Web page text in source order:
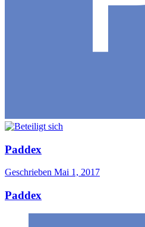
Paddex
Geschrieben Mai 1, 2017
Paddex